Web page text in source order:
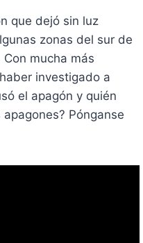
que dejó sin luz
zonas del sur de
mucha más
investigado a
el apagón y quién
Pónganse